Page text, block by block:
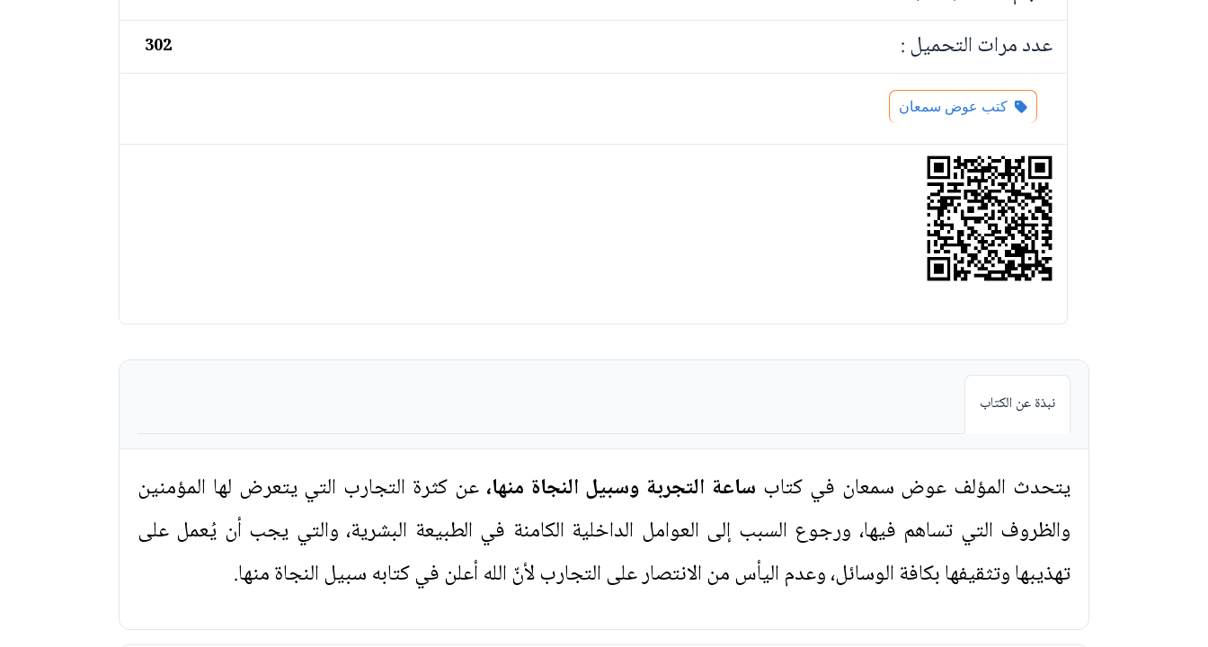
عدد مرات التحميل : 302
كتب عوض سمعان
نبذة عن الكتاب
يتحدث المؤلف عوض سمعان في كتاب ساعة التجربة وسبيل النجاة منها، عن كثرة التجارب التي يتعرض لها المؤمنين
والظروف التي تساهم فيها، ورجوع السبب إلى العوامل الداخلية الكامنة في الطبيعة البشرية، والتي يجب أن يُعمل على
تهذيبها وتثقيفها بكافة الوسائل، وعدم اليأس من الانتصار على التجارب لأنّ الله أعلن في كتابه سبيل النجاة منها.